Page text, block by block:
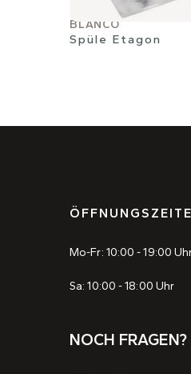
BLANCO
Spüle Etagon
Mo-Fr: 10:00 - 19:00
Sa: 10:00 - 18:00 Uhr
NOCH FRAGEN?